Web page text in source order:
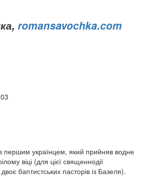
romansavochka.com
першим українцем, який прийняв водне
віці (для цієї священнодії
баптистських пасторів із Базеля).